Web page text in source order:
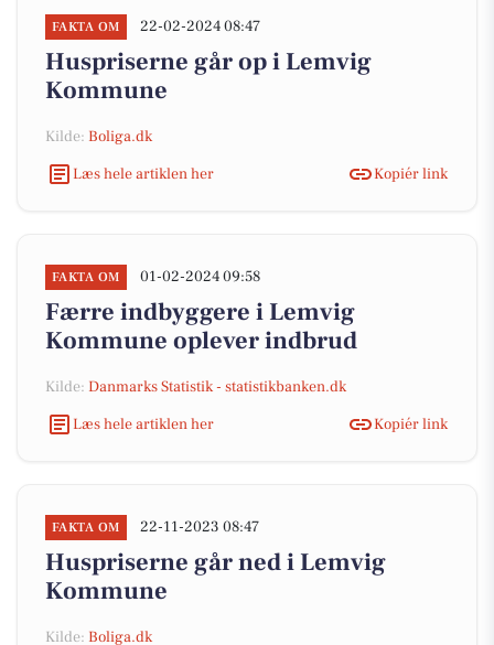
FAKTA OM 22-02-2024 08:47
Huspriserne går op i Lemvig
Kommune
Kilde: Boliga.dk
Læs hele artiklen her
Kopiér link
FAKTA OM 01-02-2024 09:58
Færre indbyggere i Lemvig
Kommune oplever indbrud
Kilde: Danmarks Statistik - statistikbanken.dk
Læs hele artiklen her
Kopiér link
FAKTA OM 22-11-2023 08:47
Huspriserne går ned i Lemvig
Kommune
Kilde: Boliga.dk